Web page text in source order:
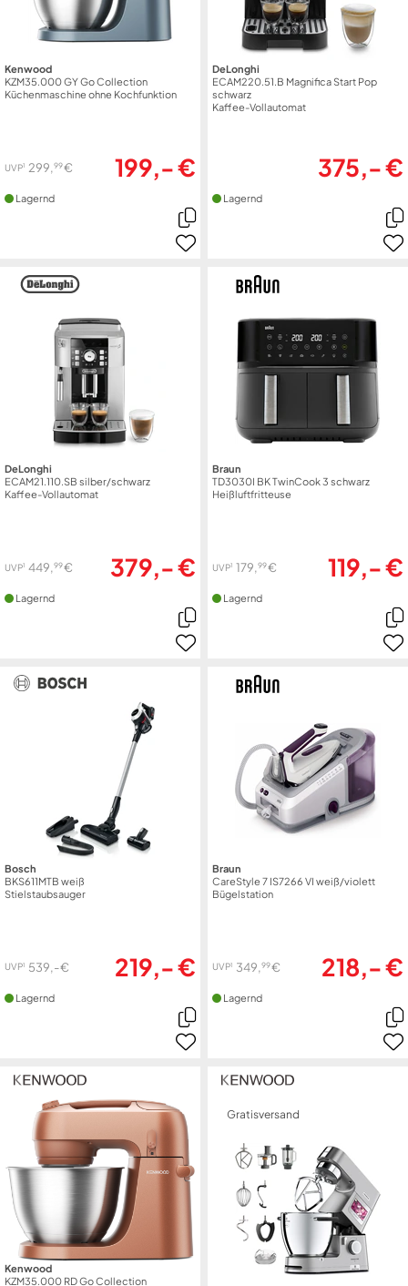
Kenwood
KZM35.000 GY Go Collection
Küchenmaschine ohne Kochfunktion
UVP1 299,99€ 199,- €
Lagernd
DeLonghi
ECAM220.51.B Magnifica Start Pop
schwarz
Kaffee-Vollautomat
375,- €
Lagernd
DeLonghi
ECAM21.110.SB silber/schwarz
Kaffee-Vollautomat
UVP1 449,99€ 379,- €
Lagernd
Braun
TD3030I BK TwinCook 3 schwarz
Heißluftfritteuse
UVP1 179,99€ 119,- €
Lagernd
Bosch
BKS611MTB weiß
Stielstaubsauger
UVP1 539,- € 219,- €
Lagernd
Braun
CareStyle 7 IS7266 VI weiß/violett
Bügelstation
UVP1 349,99€ 218,- €
Lagernd
Kenwood
KZM35.000 RD Go Collection
Gratisversand